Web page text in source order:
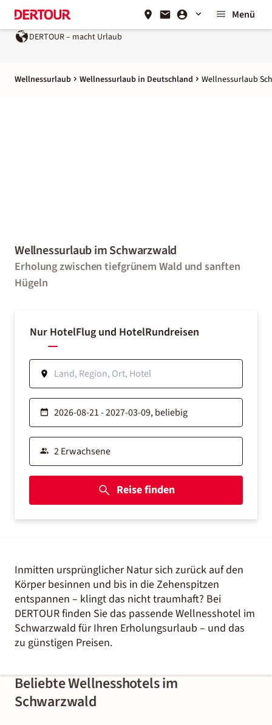
Menü
DERTOUR – macht Urlaub
Wellnessurlaub Wellnessurlaub in Deutschland Wellnessurlaub
Wellnessurlaub im Schwarzwald
Erholung zwischen tiefgrünem Wald und sanften
Hügeln
Nur HotelFlug und HotelRundreisen
Reise finden
Inmitten ursprünglicher Natur sich zurück auf den
Körper besinnen und bis in die Zehenspitzen
entspannen – klingt das nicht traumhaft? Bei
DERTOUR finden Sie das passende Wellnesshotel im
Schwarzwald für Ihren Erholungsurlaub – und das
zu günstigen Preisen.
Beliebte Wellnesshotels im
Schwarzwald